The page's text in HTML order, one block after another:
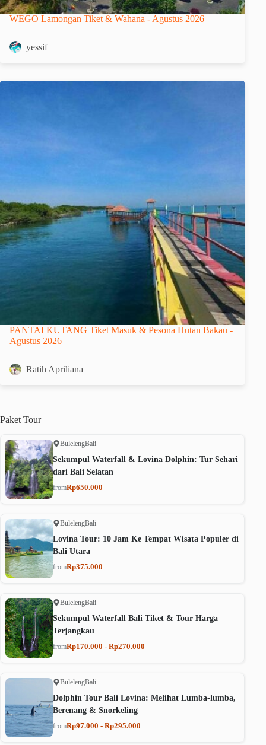
WEGO Lamongan Tiket & Wahana - Agustus 2026
yessif
PANTAI KUTANG Tiket Masuk & Pesona Hutan Bakau -
Agustus 2026
Ratih Apriliana
Paket Tour
BulelengBali
Sekumpul Waterfall & Lovina Dolphin: Tur Sehari
dari Bali Selatan
fromRp650.000
BulelengBali
Lovina Tour: 10 Jam Ke Tempat Wisata Populer di
Bali Utara
fromRp375.000
BulelengBali
Sekumpul Waterfall Bali Tiket & Tour Harga
Terjangkau
fromRp170.000 - Rp270.000
BulelengBali
Dolphin Tour Bali Lovina: Melihat Lumba-lumba,
Berenang & Snorkeling
fromRp97.000 - Rp295.000